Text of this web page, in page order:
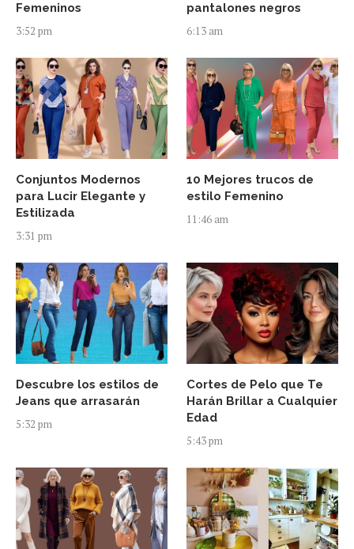
Femeninos
3:52 pm
pantalones negros
6:13 am
Conjuntos Modernos
para Lucir Elegante y
Estilizada
3:31 pm
10 Mejores trucos de
estilo Femenino
11:46 am
Descubre los estilos de
Jeans que arrasarán
5:32 pm
Cortes de Pelo que Te
Harán Brillar a Cualquier
Edad
5:43 pm